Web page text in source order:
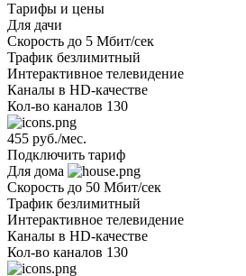
Тарифы и цены
Для дачи
Скорость до 5 Мбит/сек
Трафик безлимитный
Интерактивное телевидение
Каналы в HD-качестве
Кол-во каналов 130
455 руб./мес.
Подключить тариф
Для дома
Скорость до 50 Мбит/сек
Трафик безлимитный
Интерактивное телевидение
Каналы в HD-качестве
Кол-во каналов 130